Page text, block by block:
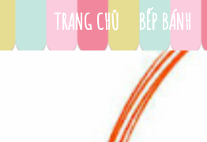
TRANG CHỦ BẾP BÁNH